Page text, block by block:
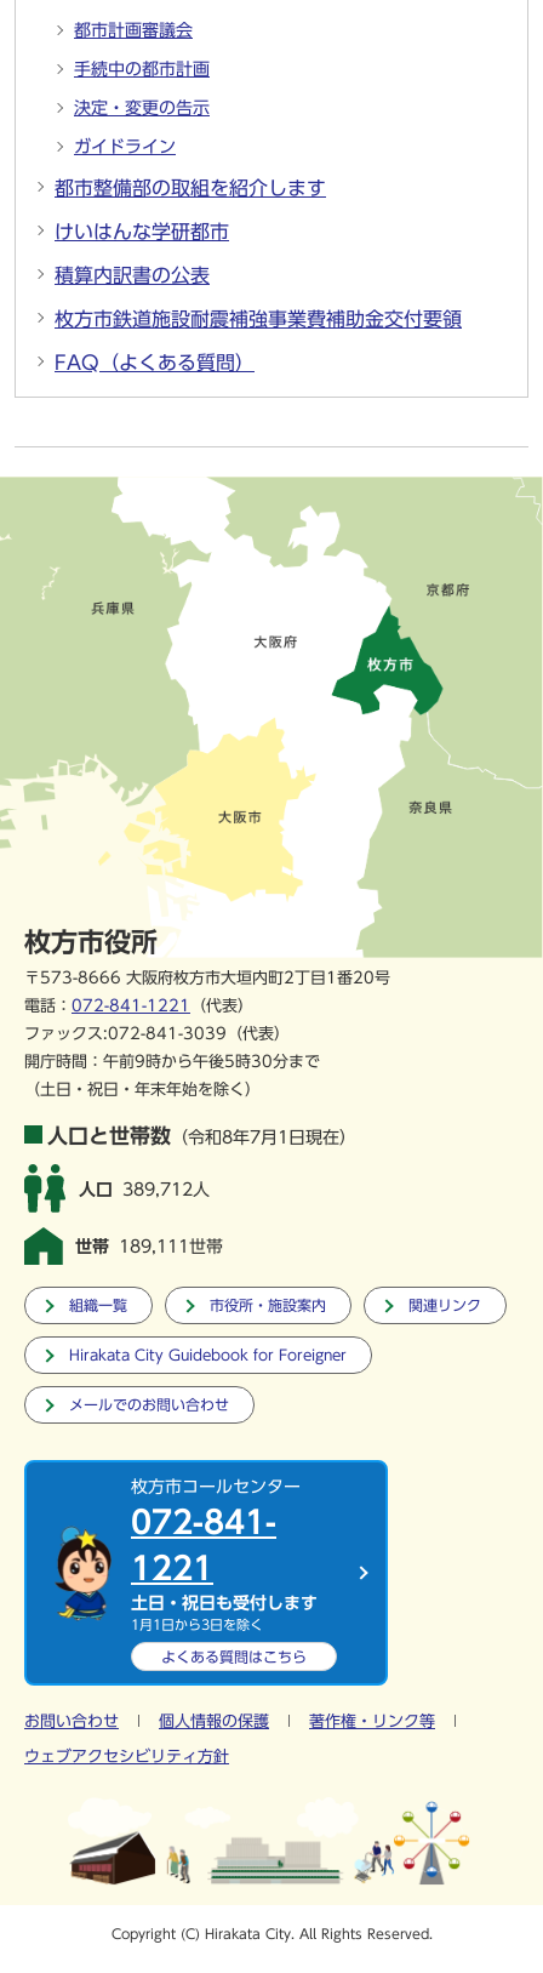
都市計画審議会
手続中の都市計画
決定・変更の告示
ガイドライン
都市整備部の取組を紹介します
けいはんな学研都市
積算内訳書の公表
枚方市鉄道施設耐震補強事業費補助金交付要領
FAQ（よくある質問）
枚方市役所
〒573-8666 大阪府枚方市大垣内町2丁目1番20号
電話： 072-841-1221
（代表）
ファックス:072-841-3039（代表）
開庁時間：午前9時から午後5時30分まで
（土日・祝日・年末年始を除く）
人口と世帯数 （令和8年7月1日現在）
人口 389,712人
世帯 189,111世帯
組織一覧 市役所・施設案内 関連リンク
Hirakata City Guidebook for Foreigner
メールでのお問い合わせ
枚方市コールセンター
072-841-
1221
土日・祝日も受付します
1月1日から3日を除く
よくある質問はこちら
お問い合わせ 個人情報の保護 著作権・リンク等
ウェブアクセシビリティ方針
Copyright (C) Hirakata City. All Rights Reserved.